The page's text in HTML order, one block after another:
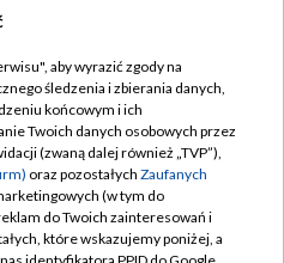
TVP
TVP
prywatności
zgody
aby wyrazić zgody na
śledzenia i zbierania danych,
końcowym i ich
Twoich danych osobowych przez
(zwaną dalej również „TVP”),
oraz pozostałych Zaufanych
(w tym do
do Twoich zainteresowań i
które wskazujemy poniżej, a